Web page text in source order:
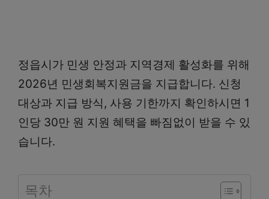
정읍시가 민생 안정과 지역경제 활성화를 위해
2026년 민생회복지원금을 지급합니다. 신청
대상과 지급 방식, 사용 기한까지 확인하시면 1
인당 30만 원 지원 혜택을 빠짐없이 받을 수 있
습니다.
목차